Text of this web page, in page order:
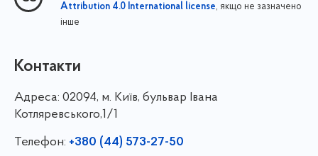
Attribution 4.0 International license, якщо не зазначено
інше
Контакти
Адреса: 02094, м. Київ, бульвар Івана
Котляревського,1/1
Телефон: +380 (44) 573-27-50